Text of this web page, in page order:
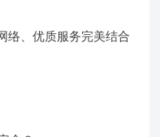
络、优质服务完美结合